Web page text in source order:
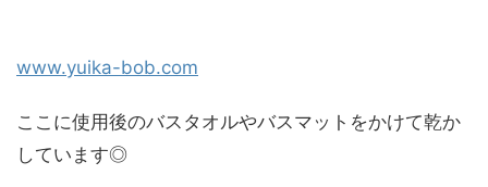
www.yuika-bob.com
ここに使用後のバスタオルやバスマットをかけて乾か
しています◎